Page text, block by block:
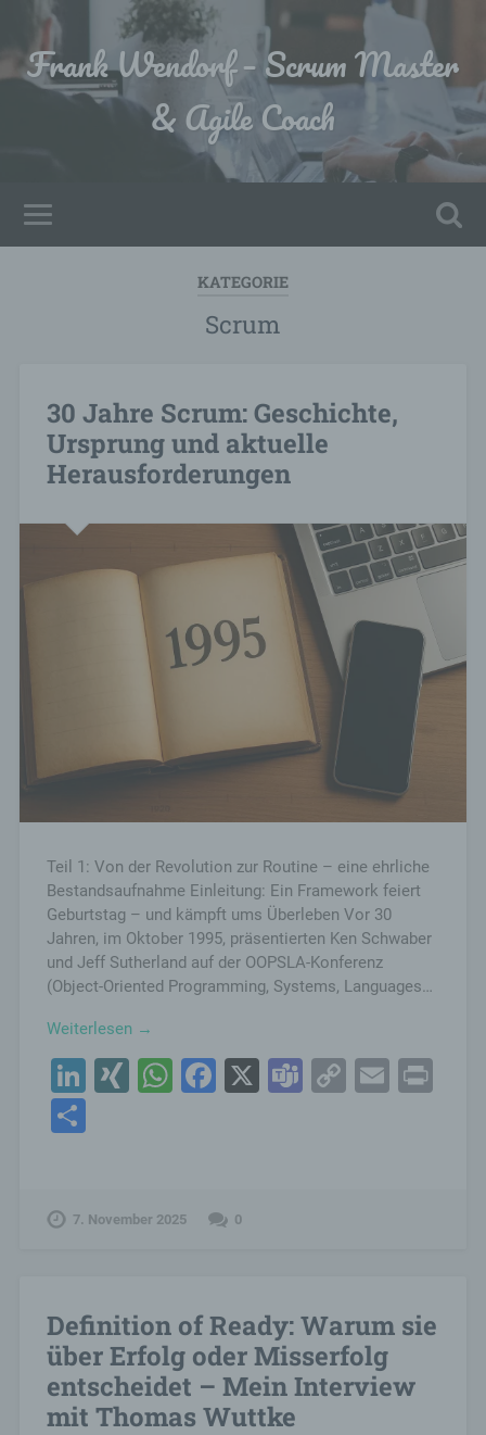
Frank Wendorf – Scrum Master
& Agile Coach
KATEGORIE
Scrum
30 Jahre Scrum: Geschichte,
Ursprung und aktuelle
Herausforderungen
Teil 1: Von der Revolution zur Routine – eine ehrliche
Bestandsaufnahme Einleitung: Ein Framework feiert
Geburtstag – und kämpft ums Überleben Vor 30
Jahren, im Oktober 1995, präsentierten Ken Schwaber
und Jeff Sutherland auf der OOPSLA-Konferenz
(Object-Oriented Programming, Systems, Languages…
Weiterlesen →
LinkedIn
XINGWhatsApp
Facebook
X Teams
CopyEmail
7. November 2025 0
Definition of Ready: Warum sie
über Erfolg oder Misserfolg
entscheidet – Mein Interview
mit Thomas Wuttke